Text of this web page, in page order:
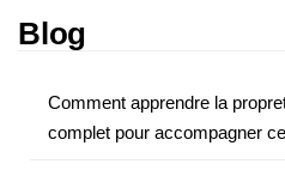
Blog
Comment apprendre la
complet pour accompagner